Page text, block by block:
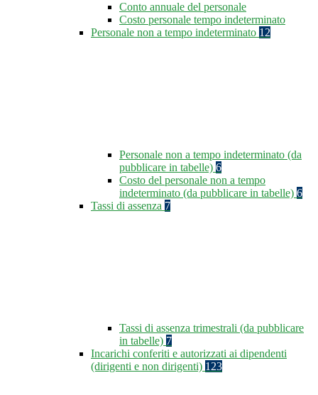
Conto annuale del personale
Costo personale tempo indeterminato
Personale non a tempo indeterminato 12
Personale non a tempo indeterminato (da
pubblicare in tabelle) 6
Costo del personale non a tempo
indeterminato (da pubblicare in tabelle) 6
Tassi di assenza 7
Tassi di assenza trimestrali (da pubblicare
in tabelle) 7
Incarichi conferiti e autorizzati ai dipendenti
(dirigenti e non dirigenti) 123